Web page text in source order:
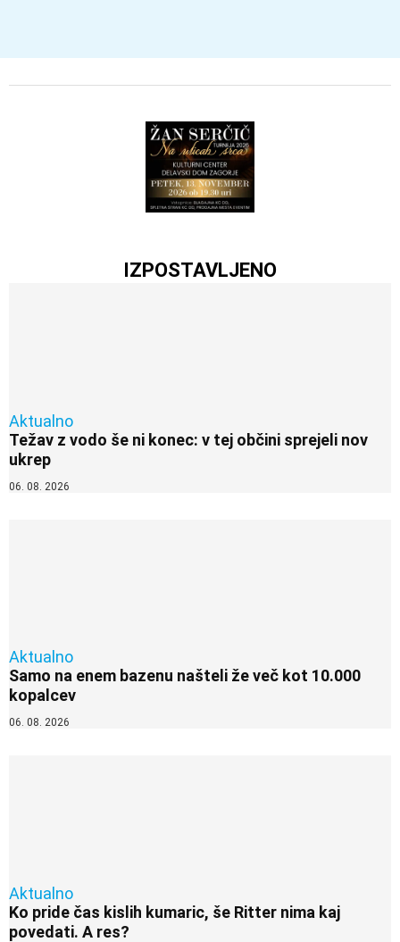
IZPOSTAVLJENO
Aktualno
Težav z vodo še ni konec: v tej občini sprejeli nov
ukrep
06. 08. 2026
Aktualno
Samo na enem bazenu našteli že več kot 10.000
kopalcev
06. 08. 2026
Aktualno
Ko pride čas kislih kumaric, še Ritter nima kaj
povedati. A res?